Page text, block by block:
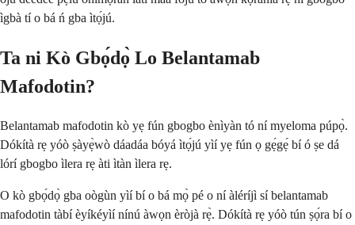
ìgbà tí o bá ń gba ìtọ́jú.
Ta ni Kò Gbọ́dọ̀ Lo Belantamab
Mafodotin?
Belantamab mafodotin kò yẹ fún gbogbo ènìyàn tó ní myeloma púpọ̀.
Dókítà rẹ yóò ṣàyẹ̀wò dáadáa bóyá ìtọ́jú yìí yẹ fún ọ gẹ́gẹ́ bí ó ṣe dá
lórí gbogbo ìlera rẹ àti ìtàn ìlera rẹ.
O kò gbọ́dọ̀ gba oògùn yìí bí o bá mọ̀ pé o ní àléríjì sí belantamab
mafodotin tàbí èyíkéyìí nínú àwọn èròjà rẹ̀. Dókítà rẹ yóò tún ṣọ́ra bí o